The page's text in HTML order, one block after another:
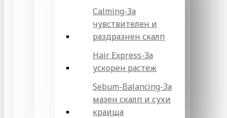
Calming-За
чувствителен и
раздразнен скалп
Hair Express-За
ускорен растеж
Sebum-Balancing-За
мазен скалп и сухи
краища